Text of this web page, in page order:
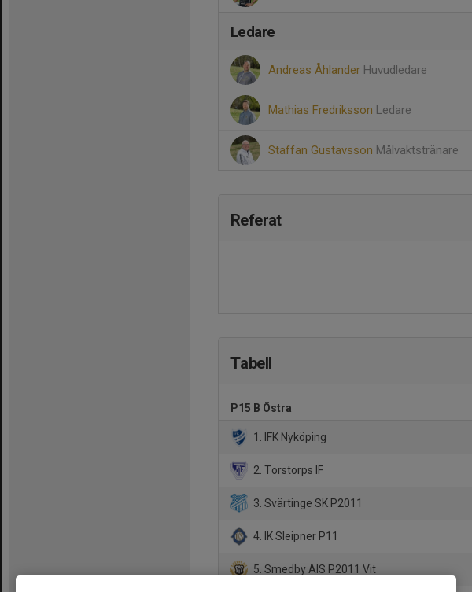
Ledare
Andreas Åhlander Huvudledare
Mathias Fredriksson Ledare
Staffan Gustavsson Målvaktstränare
Referat
Tabell
P15 B Östra
1. IFK Nyköping
2. Torstorps IF
3. Svärtinge SK P2011
4. IK Sleipner P11
5. Smedby AIS P2011 Vit